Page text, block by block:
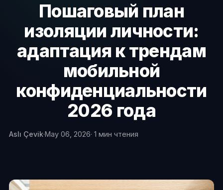
Пошаговый план
изоляции личности:
адаптация к трендам
мобильной
конфиденциальности
2026 года
Aslı Çevik·May 06, 2026· 1 мин чтения